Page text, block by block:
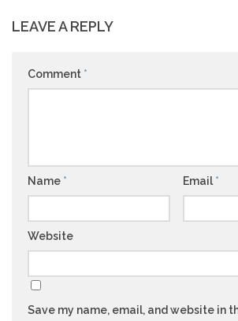
LEAVE A REPLY
Comment *
Name * Email *
Website
Save my name, email, and website in